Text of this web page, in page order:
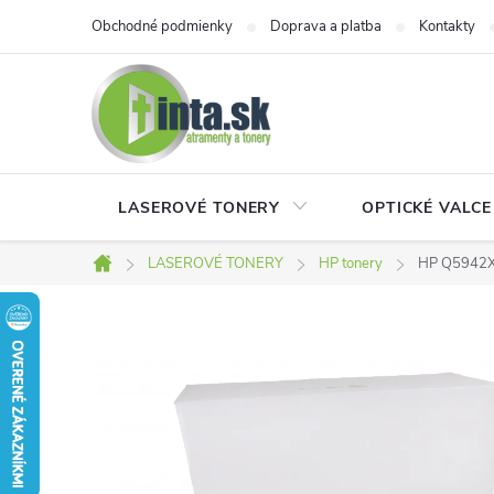
Obchodné podmienky Doprava a platba Kontakty
LASEROVÉ TONERY OPTICKÉ VALCE
Domov
LASEROVÉ TONERY HP tonery HP